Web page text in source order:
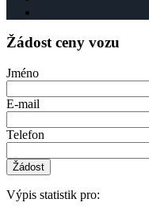
Žádost ceny vozu
Jméno
E-mail
Telefon
Žádost
Výpis statistik pro: